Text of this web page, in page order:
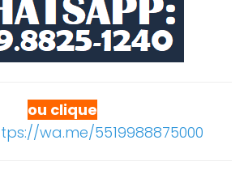
ou clique
wa.me/5519988875000